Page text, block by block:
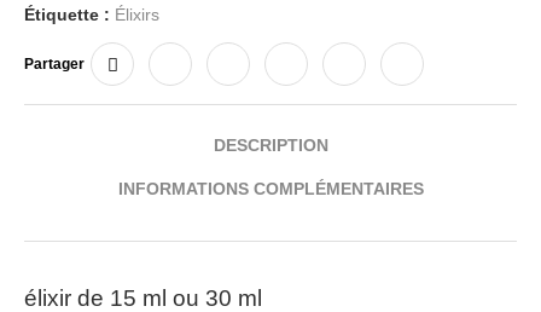
Étiquette : Élixirs
Partager
DESCRIPTION
INFORMATIONS COMPLÉMENTAIRES
élixir de 15 ml ou 30 ml